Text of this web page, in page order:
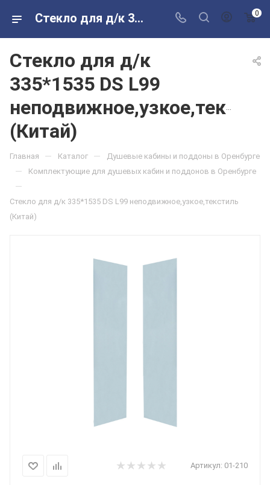
Стекло для д/к 335*1535 DS L99 неподвижное,узкое,текстиль (Китай) в розничных магазинах Сантехторг 0
Стекло для д/к
335*1535 DS L99
(Китай)
Главная — Каталог — Душевые кабины и поддоны в Оренбурге
— Комплектующие для душевых кабин и поддонов в Оренбурге
—
Стекло для д/к 335*1535 DS L99 неподвижное,узкое,текстиль
(Китай)
Артикул: 01-210